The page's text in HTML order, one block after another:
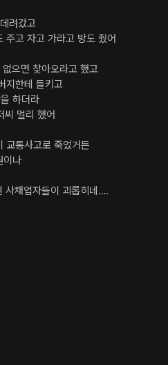
려갔고
주고 자고 가라고 방도 줬어
으면 찾아오라고 했고
지한테 들키고
하더라
씨 멀리 했어
교통사고로 죽었거든
이나
사채업자들이 괴롭히네….